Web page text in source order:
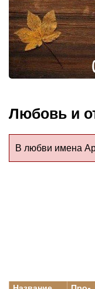
Любовь и
В любви имена